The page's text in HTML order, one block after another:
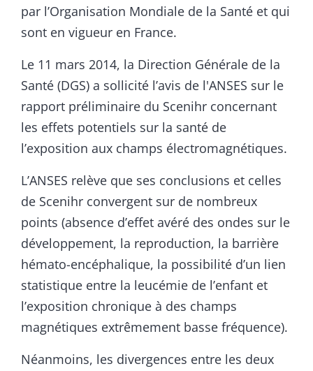
par l’Organisation Mondiale de la Santé et qui
sont en vigueur en France.
Le 11 mars 2014, la Direction Générale de la
Santé (DGS) a sollicité l’avis de l'ANSES sur le
rapport préliminaire du Scenihr concernant
les effets potentiels sur la santé de
l’exposition aux champs électromagnétiques.
L’ANSES relève que ses conclusions et celles
de Scenihr convergent sur de nombreux
points (absence d’effet avéré des ondes sur le
développement, la reproduction, la barrière
hémato-encéphalique, la possibilité d’un lien
statistique entre la leucémie de l’enfant et
l’exposition chronique à des champs
magnétiques extrêmement basse fréquence).
Néanmoins, les divergences entre les deux